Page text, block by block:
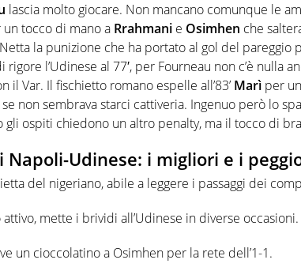
lascia molto giocare. Non mancano comunque le
tocco di mano a Rrahmani e Osimhen che
la punizione che ha portato al gol del pareggio
rigore l’Udinese al 77′, per Fourneau non c’è nulla
il Var. Il fischietto romano espelle all’83’ Marì per
non sembrava starci cattiveria. Ingenuo però lo
ospiti chiedono un altro penalty, ma il tocco di
Napoli-Udinese: i migliori e i
del nigeriano, abile a leggere i passaggi dei
mette i brividi all’Udinese in diverse occasioni.
un cioccolatino a Osimhen per la rete dell’1-1.